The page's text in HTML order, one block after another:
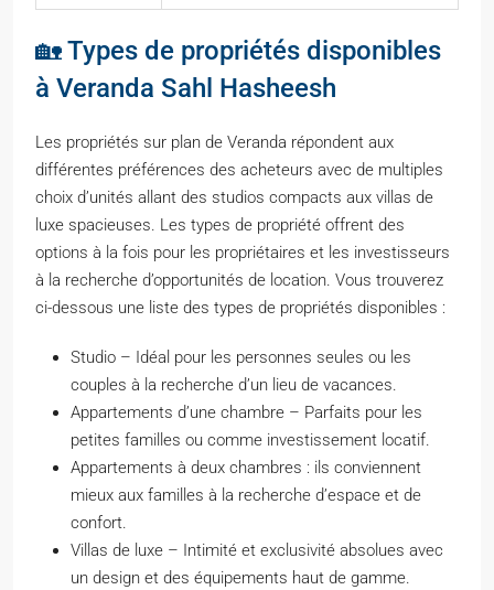
🏡 Types de propriétés disponibles
à Veranda Sahl Hasheesh
Les propriétés sur plan de Veranda répondent aux
différentes préférences des acheteurs avec de multiples
choix d’unités allant des studios compacts aux villas de
luxe spacieuses. Les types de propriété offrent des
options à la fois pour les propriétaires et les investisseurs
à la recherche d’opportunités de location. Vous trouverez
ci-dessous une liste des types de propriétés disponibles :
Studio – Idéal pour les personnes seules ou les
couples à la recherche d’un lieu de vacances.
Appartements d’une chambre – Parfaits pour les
petites familles ou comme investissement locatif.
Appartements à deux chambres : ils conviennent
mieux aux familles à la recherche d’espace et de
confort.
Villas de luxe – Intimité et exclusivité absolues avec
un design et des équipements haut de gamme.